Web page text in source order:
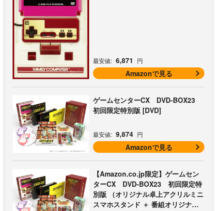
最安値: 6,871 円
Amazonで見る
ゲームセンターCX DVD-BOX23
初回限定特別版 [DVD]
最安値: 9,874 円
Amazonで見る
【Amazon.co.jp限定】ゲームセン
ターCX DVD-BOX23 初回限定特
別版 （オリジナル卓上アクリルミニ
スマホスタンド ＋ 番組オリジナル